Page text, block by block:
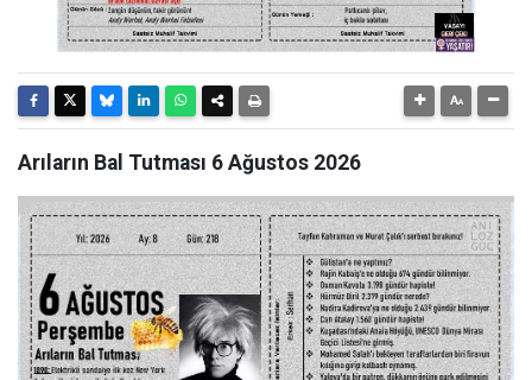
Arıların Bal Tutması 6 Ağustos 2026